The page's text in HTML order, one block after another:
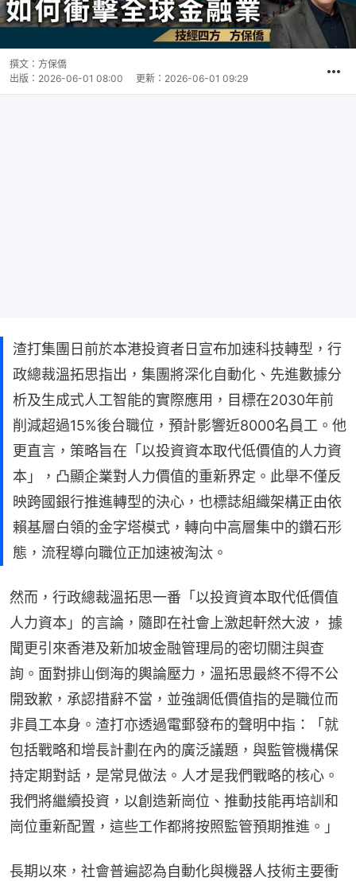
撰文： 方保僑
出版： 2026-06-01 08:00 更新： 2026-06-01 09:29
渣打集團日前於本港投資者日宣布加速科技轉型，行
政總裁溫拓思指出，集團將深化自動化、先進數據分
析及生成式人工智能的實際應用，目標在2030年前
削減超過15%後台職位，預計影響近8000名員工。他
更直言，策略旨在「以投資資本取代低價值的人力資
本」，凸顯企業對人力價值的重新界定。此舉不僅反
映跨國銀行推進轉型的決心，也標誌組織架構正由依
賴基層白領的金字塔模式，轉向中高層集中的鑽石形
態，流程導向職位正加速被淘汰。
然而，行政總裁溫拓思一番「以投資資本取代低價值
人力資本」的言論，隨即在社會上激起軒然大波， 據
聞更引來香港及新加坡金融管理局的密切關注與查
詢。面對排山倒海的輿論壓力，溫拓思最終不得不公
開致歉，承認措辭不當，並強調低價值指的是職位而
非員工本身。渣打亦透過電郵發布的聲明中指：「就
包括戰略和增長計劃在內的廣泛議題，與監管機構保
持定期對話，是常見做法。人才是我們戰略的核心。
我們將繼續投資，以創造新崗位、推動技能再培訓和
崗位重新配置，這些工作都將按照監管預期推進。」
長期以來，社會普遍認為自動化與機器人技術主要衝